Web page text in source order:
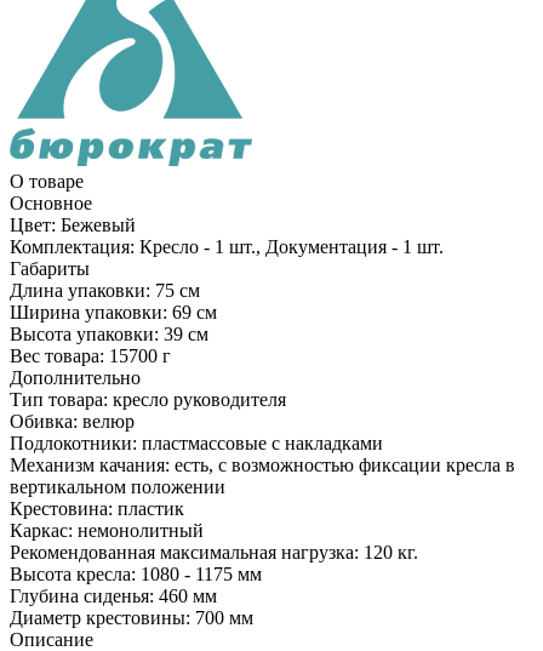
О товаре
Основное
Цвет: Бежевый
Комплектация: Кресло - 1 шт., Документация - 1 шт.
Габариты
Длина упаковки: 75 см
Ширина упаковки: 69 см
Высота упаковки: 39 см
Вес товара: 15700 г
Дополнительно
Тип товара: кресло руководителя
Обивка: велюр
Подлокотники: пластмассовые с накладками
Механизм качания: есть, с возможностью фиксации кресла в
вертикальном положении
Крестовина: пластик
Каркас: немонолитный
Рекомендованная максимальная нагрузка: 120 кг.
Высота кресла: 1080 - 1175 мм
Глубина сиденья: 460 мм
Диаметр крестовины: 700 мм
Описание